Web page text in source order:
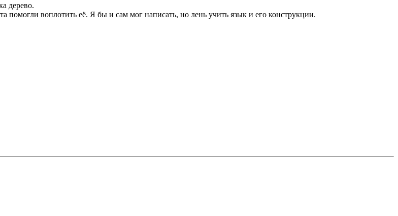
дерево.
воплотить её. Я бы и сам мог написать, но лень учить язык и его конструкции.